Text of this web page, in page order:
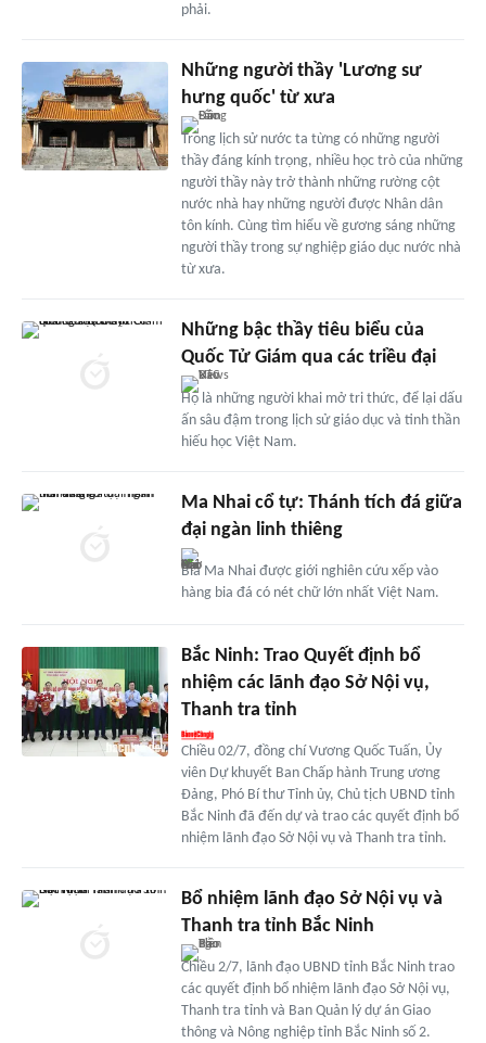
phải.
Những người thầy 'Lương sư
hưng quốc' từ xưa
Trong lịch sử nước ta từng có những người
thầy đáng kính trọng, nhiều học trò của những
người thầy này trở thành những rường cột
nước nhà hay những người được Nhân dân
tôn kính. Cùng tìm hiểu về gương sáng những
người thầy trong sự nghiệp giáo dục nước nhà
từ xưa.
Những bậc thầy tiêu biểu của
Quốc Tử Giám qua các triều đại
Họ là những người khai mở tri thức, để lại dấu
ấn sâu đậm trong lịch sử giáo dục và tinh thần
hiếu học Việt Nam.
Ma Nhai cổ tự: Thánh tích đá giữa
đại ngàn linh thiêng
Bia Ma Nhai được giới nghiên cứu xếp vào
hàng bia đá có nét chữ lớn nhất Việt Nam.
Bắc Ninh: Trao Quyết định bổ
nhiệm các lãnh đạo Sở Nội vụ,
Thanh tra tỉnh
Chiều 02/7, đồng chí Vương Quốc Tuấn, Ủy
viên Dự khuyết Ban Chấp hành Trung ương
Đảng, Phó Bí thư Tỉnh ủy, Chủ tịch UBND tỉnh
Bắc Ninh đã đến dự và trao các quyết định bổ
nhiệm lãnh đạo Sở Nội vụ và Thanh tra tỉnh.
Bổ nhiệm lãnh đạo Sở Nội vụ và
Thanh tra tỉnh Bắc Ninh
Chiều 2/7, lãnh đạo UBND tỉnh Bắc Ninh trao
các quyết định bổ nhiệm lãnh đạo Sở Nội vụ,
Thanh tra tỉnh và Ban Quản lý dự án Giao
thông và Nông nghiệp tỉnh Bắc Ninh số 2.